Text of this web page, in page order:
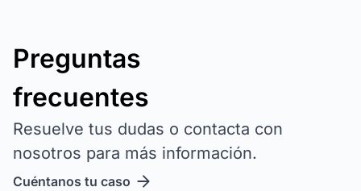
Preguntas
frecuentes
Resuelve tus dudas o contacta con
nosotros para más información.
Cuéntanos tu caso